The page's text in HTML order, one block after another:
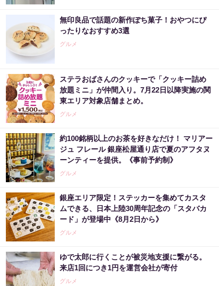
無印良品で話題の新作ぽち菓子！おやつにぴ
ったりなおすすめ3選
グルメ
ステラおばさんのクッキーで「クッキー詰め
放題ミニ」が仲間入り。7月22日以降実施の関
東エリア対象店舗まとめ。
グルメ
約100銘柄以上のお茶を好きなだけ！ マリアー
ジュ フレール 銀座松屋通り店で夏のアフタヌ
ーンティーを提供。《事前予約制》
グルメ
銀座エリア限定！ステッカーを集めてカスタ
ムできる、日本上陸30周年記念の「スタバカ
ード」が登場中《8月2日から》
グルメ
ゆで太郎に行くことが被災地支援に繋がる。
来店1回につき1円を運営会社が寄付
グルメ